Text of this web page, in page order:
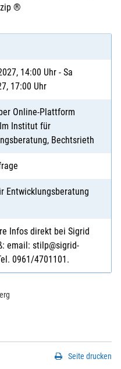
®
14:00 Uhr - Sa
17:00 Uhr
Online-Plattform
Institut für
Bechtsrieth
Entwicklungsberatung
Infos direkt bei Sigrid
email: stilp@sigrid-
0961/4701101.
Seite drucken